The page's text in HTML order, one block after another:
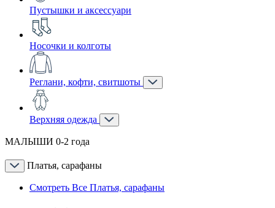
Пустышки и аксессуари
Носочки и колготы
Реглани, кофти, свитшоты
Верхняя одежда
МАЛЫШИ 0-2 года
Платья, сарафаны
Смотреть Все Платья, сарафаны